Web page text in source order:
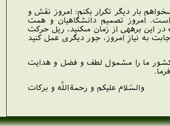
بار ديگر تكرار بكنم: امروز نقش و
است. امروز تصميم دانشگاهيان و همت
در اين برهه‏ى از زمان مى‏كنيد، ريل حركت
به نيازِ امروز، جور ديگرى عمل كنيد
كشور ما را مشمول لطف و فضل و هدايت
والسّلام عليكم و رحمةاللَّه و بركات